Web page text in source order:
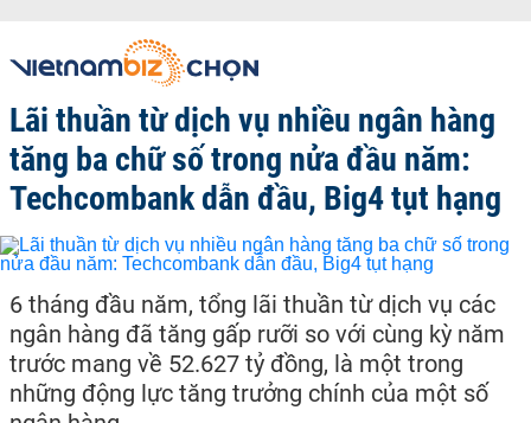
Lãi thuần từ dịch vụ nhiều ngân hàng
tăng ba chữ số trong nửa đầu năm:
Techcombank dẫn đầu, Big4 tụt hạng
6 tháng đầu năm, tổng lãi thuần từ dịch vụ các
ngân hàng đã tăng gấp rưỡi so với cùng kỳ năm
trước mang về 52.627 tỷ đồng, là một trong
những động lực tăng trưởng chính của một số